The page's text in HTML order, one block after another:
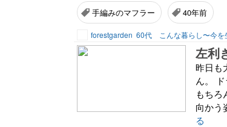
手編みのマフラー 40年前
forestgarden 60代 こんな暮らし〜今を
左利
昨日も
ん。
もちろ
向かう
る